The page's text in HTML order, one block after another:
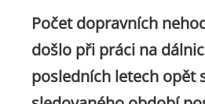
Počet dopravních
došlo při práci na
posledních letech opět